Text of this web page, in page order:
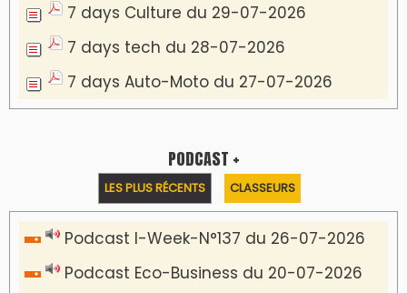
7 days Culture du 29-07-2026
7 days tech du 28-07-2026
7 days Auto-Moto du 27-07-2026
PODCAST +
LES PLUS RÉCENTS CLASSEURS
Podcast I-Week-N°137 du 26-07-2026
Podcast Eco-Business du 20-07-2026